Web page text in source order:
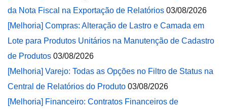
da Nota Fiscal na Exportação de Relatórios 03/08/2026
[Melhoria] Compras: Alteração de Lastro e Camada em
Lote para Produtos Unitários na Manutenção de Cadastro
de Produtos 03/08/2026
[Melhoria] Varejo: Todas as Opções no Filtro de Status na
Central de Relatórios do Produto 03/08/2026
[Melhoria] Financeiro: Contratos Financeiros de